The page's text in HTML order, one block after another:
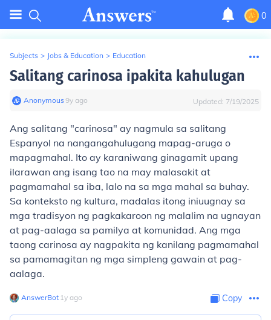
0
Subjects > Jobs & Education > Education
Salitang carinosa ipakita kahulugan
Anonymous∙9y ago Updated: 7/19/2025
Ang salitang "carinosa" ay nagmula sa salitang
Espanyol na nangangahulugang mapag-aruga o
mapagmahal. Ito ay karaniwang ginagamit upang
ilarawan ang isang tao na may malasakit at
pagmamahal sa iba, lalo na sa mga mahal sa buhay.
Sa konteksto ng kultura, madalas itong iniuugnay sa
mga tradisyon ng pagkakaroon ng malalim na ugnayan
at pag-aalaga sa pamilya at komunidad. Ang mga
taong carinosa ay nagpakita ng kanilang pagmamahal
sa pamamagitan ng mga simpleng gawain at pag-
aalaga.
AnswerBot∙ 1y ago Copy